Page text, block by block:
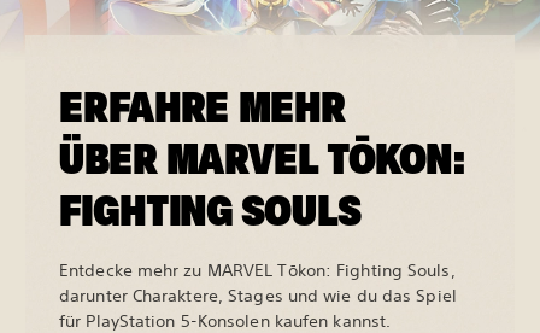
ERFAHRE MEHR
ÜBER MARVEL TŌKON:
FIGHTING SOULS
Entdecke mehr zu MARVEL Tōkon: Fighting Souls,
darunter Charaktere, Stages und wie du das Spiel
für PlayStation 5-Konsolen kaufen kannst.